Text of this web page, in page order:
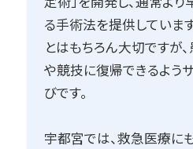
る手術法を提供していま
とはもちろん大切ですが
や競技に復帰できるよう
びです。
宇都宮では、救急医療に